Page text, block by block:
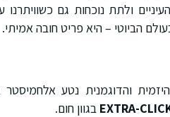
ולתת נוכחות גם
הביוטי – היא פריט חובה אמיתי.
והדוגמנית נטע
EXTRA- בגוון חום.